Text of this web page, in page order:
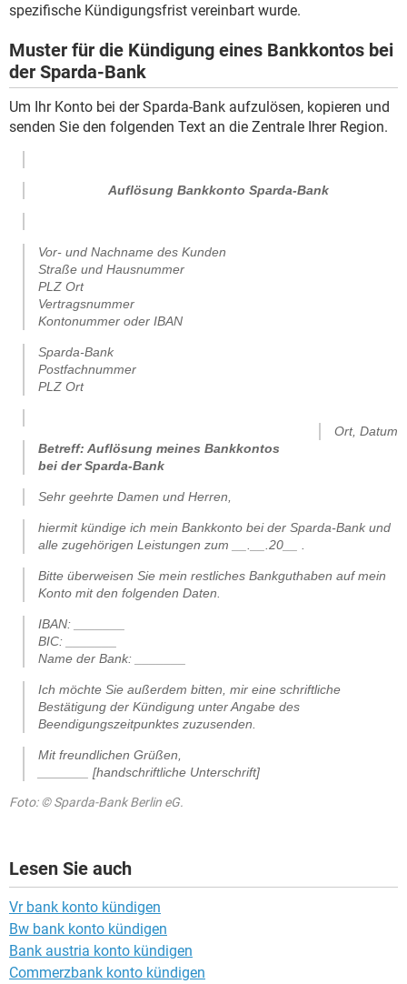
spezifische Kündigungsfrist vereinbart wurde.
Muster für die Kündigung eines Bankkontos bei
der Sparda-Bank
Um Ihr Konto bei der Sparda-Bank aufzulösen, kopieren und
senden Sie den folgenden Text an die Zentrale Ihrer Region.
Auflösung Bankkonto Sparda-Bank
Vor- und Nachname des Kunden
Straße und Hausnummer
PLZ Ort
Vertragsnummer
Kontonummer oder IBAN
Sparda-Bank
Postfachnummer
PLZ Ort
Ort, Datum
Betreff: Auflösung meines Bankkontos
bei der Sparda-Bank
Sehr geehrte Damen und Herren,
hiermit kündige ich mein Bankkonto bei der Sparda-Bank und
alle zugehörigen Leistungen zum __.__.20__ .
Bitte überweisen Sie mein restliches Bankguthaben auf mein
Konto mit den folgenden Daten.
IBAN: _______
BIC: _______
Name der Bank: _______
Ich möchte Sie außerdem bitten, mir eine schriftliche
Bestätigung der Kündigung unter Angabe des
Beendigungszeitpunktes zuzusenden.
Mit freundlichen Grüßen,
_______ [handschriftliche Unterschrift]
Foto: © Sparda-Bank Berlin eG.
Lesen Sie auch
Vr bank konto kündigen
Bw bank konto kündigen
Bank austria konto kündigen
Commerzbank konto kündigen